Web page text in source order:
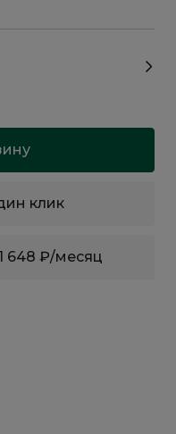
клик
648 ₽/месяц